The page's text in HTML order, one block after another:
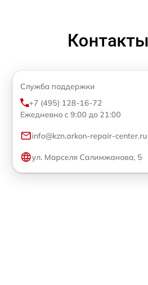
Контакты
Служба поддержки
+7 (495) 128-16-72
Ежедневно с 9:00 до 21:00
info@kzn.arkon-repair-center.ru
ул. Марселя Салимжанова, 5